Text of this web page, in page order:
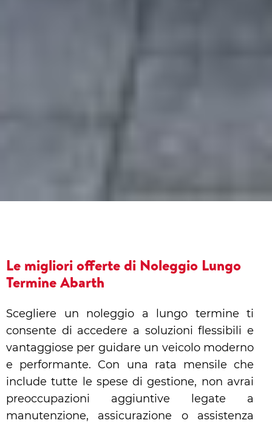
Le migliori offerte di Noleggio Lungo
Termine Abarth
Scegliere un noleggio a lungo termine ti
consente di accedere a soluzioni flessibili e
vantaggiose per guidare un veicolo moderno
e performante. Con una rata mensile che
include tutte le spese di gestione, non avrai
preoccupazioni aggiuntive legate a
manutenzione, assicurazione o assistenza